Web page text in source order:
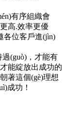
有序組織會
以更高.效率更優
各位客戶進(jìn)
(guò)，才能有
，才能綻放出成功的
朝著這個(gè)理想
成功！